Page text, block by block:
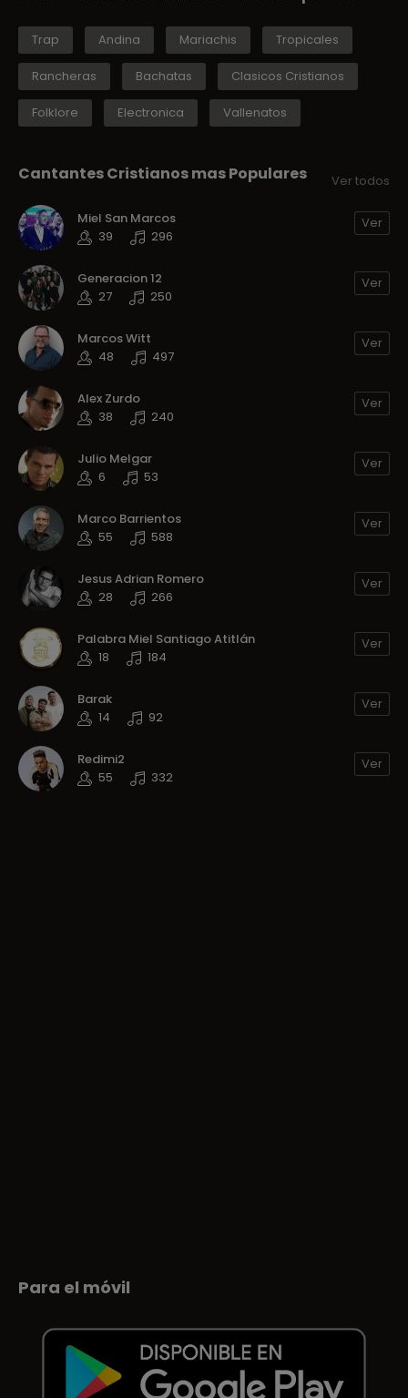
Trap Andina Mariachis Tropicales
Rancheras Bachatas Clasicos Cristianos
Folklore Electronica Vallenatos
Cantantes Cristianos mas Populares Ver todos
Miel San Marcos
39
296
Ver
Generacion 12
27
250
Ver
Marcos Witt
48
497
Ver
Alex Zurdo
38
240
Ver
Julio Melgar
6
53
Ver
Marco Barrientos
55
588
Ver
Jesus Adrian Romero
28
266
Ver
Palabra Miel Santiago Atitlán
18
184
Ver
Barak
14
92
Ver
Redimi2
55
332
Ver
Para el móvil